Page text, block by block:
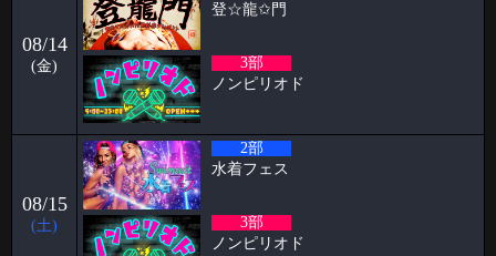
ハプニングバーのスタッフをやらせてもらってます！！ ケイタです🦋
いつもPapillon
2026-06-09
パンブログ「雨の日」
お久しぶりです！ スタッフのパンです！ やっと台風「チャンミー」が
去りましたね。
2026-06-03
🥳5月女子抽選🥳
🦋🉐女性様特典🉐🦋 🤩5月の抽選結果🤩 1等 4460 2等 11626 3等
08/14
(金)
登‪☆龍✩門
3部
ノンピリオド
08/15
(土)
2部
水着フェス
3部
ノンピリオド